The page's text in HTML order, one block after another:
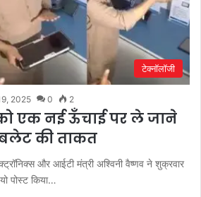
टेक्नॉलॉजी
2025 0 2
एक नई ऊँचाई पर ले जाने
की ताकत
और आईटी मंत्री अश्विनी वैष्णव ने शुक्रवार
पोस्ट किया…